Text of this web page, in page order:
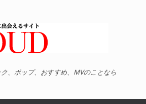
、ポップ、おすすめ、MVのことなら